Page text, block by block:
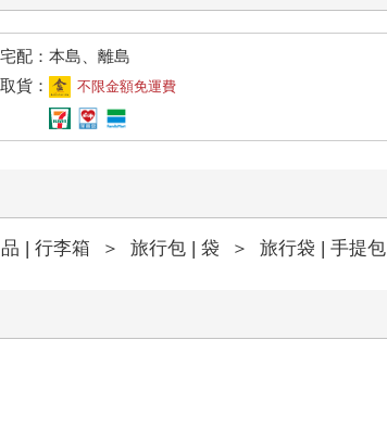
配：本島、離島
貨：
不限金額免運費
| 行李箱 ＞ 旅行包 | 袋 ＞ 旅行袋 | 手提包